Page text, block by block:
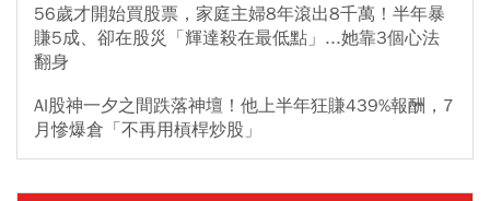
56歲才開始買股票，家庭主婦8年滾出8千萬！半年暴
賺5成、卻在股災「輝達殺在最低點」...她靠3個心法
翻身
AI股神一夕之間跌落神壇！他上半年狂賺439%報酬，7
月慘爆倉「不再用槓桿炒股」